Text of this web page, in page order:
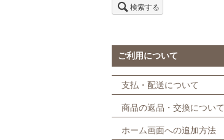
検索する
ご利用について
支払・配送について
商品の返品・交換について
ホーム画面への追加方法